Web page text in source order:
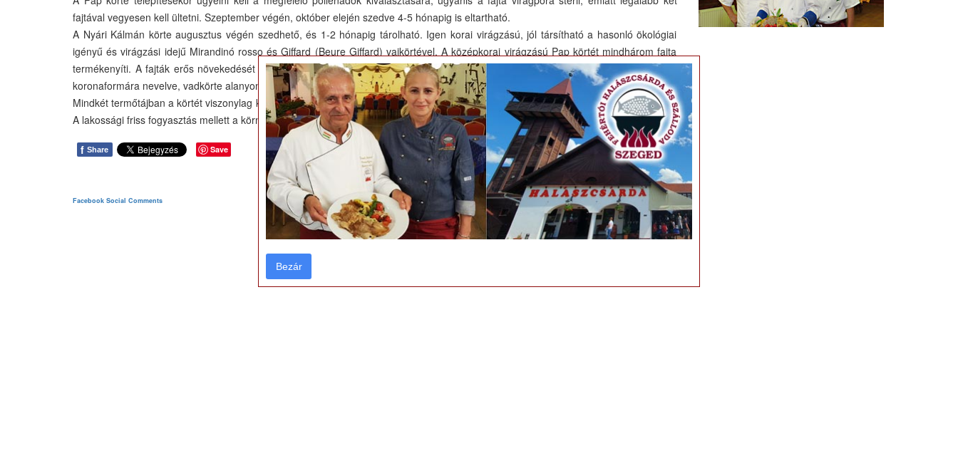
fajtával vegyesen kell ültetni. Szeptember végén, október elején szedve 4-5 hónapig is eltartható.
A Nyári Kálmán körte augusztus végén szedhető, és 1-2 hónapig tárolható. Igen korai virágzású, jól társítható a hasonló ökológiai
igényű és virágzási idejű Mirandinó rosso és Giffard (Beure Giffard) vajkörtével. A középkorai virágzású Pap körtét mindhárom fajta
termékenyíti. A fajták erős növekedését figyelembe véve a javasolt sor- és tőtávolság minimálisan 6 x 4 m (6 x 5 m), szabad orsó
koronaformára nevelve, vadkörte alanyon. Mindkét fajta nagyon fogékony a varasodásra, ezért gondos növényvédelmet igényel.
Mindkét termőtájban a körtét viszonylag kis mennyiségben (kb. 5%25) termesztik, elsősorban egyéni gazdaságokban, házi kertekben.
A lakossági friss fogyasztás mellett a környező konzervüzemek vásárolják fel a felesleget.
f Share Save
Facebook Social Comments
×
Bezár
Bezár